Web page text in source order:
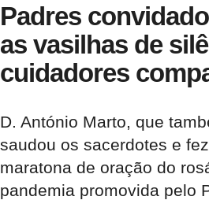
Padres
as vasilhas de
cuidadores
D. António Marto, que
saudou os sacerdotes e
maratona de oração do
pandemia promovida pelo